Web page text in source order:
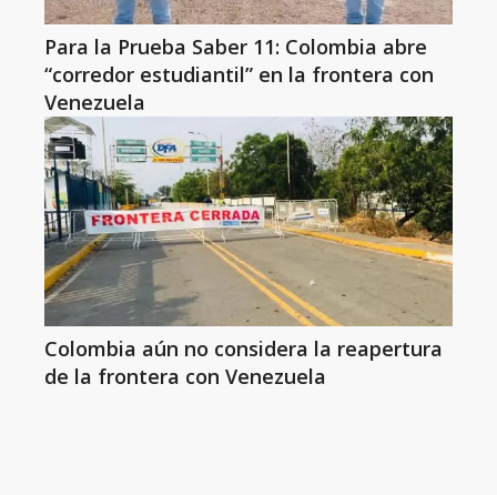
Para la Prueba Saber 11: Colombia abre
“corredor estudiantil” en la frontera con
Venezuela
Colombia aún no considera la reapertura
de la frontera con Venezuela